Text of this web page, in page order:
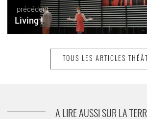
précédent
Living !
Le
TOUS LES ARTICLES
A LIRE AUSSI SUR LA